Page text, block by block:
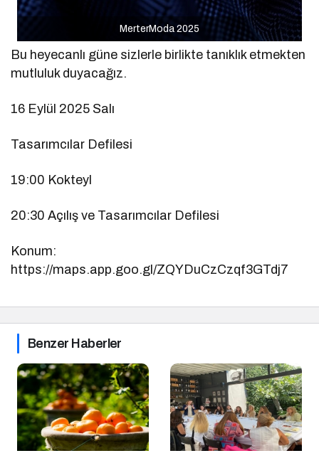
MerterModa 2025
Bu heyecanlı güne sizlerle birlikte tanıklık etmekten
mutluluk duyacağız.
16 Eylül 2025 Salı
Tasarımcılar Defilesi
19:00 Kokteyl
20:30 Açılış ve Tasarımcılar Defilesi
Konum:
https://maps.app.goo.gl/ZQYDuCzCzqf3GTdj7
Benzer Haberler